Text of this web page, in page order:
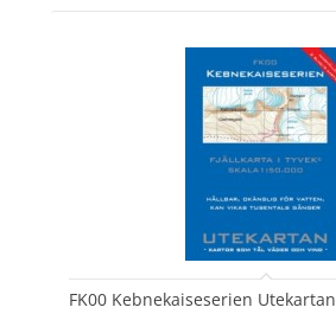
FK00 Kebnekaiseserien Utekartan